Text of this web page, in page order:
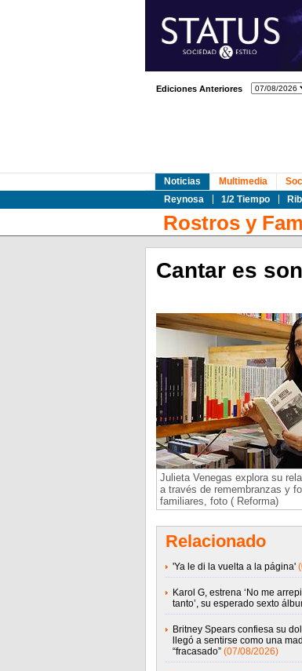
Ediciones Anteriores
Noticias
Reynosa
1/2 Tiempo
Multimedia
Rostros y
Cantar es
Julieta Venegas explora su
a través de remembranzas y
familiares, foto ( Reforma)
Relacionado
'Ya le di la vuelta a la página'
Karol G, estrena ‘No me
tanto’, su esperado sexto
Britney Spears confiesa su
llegó a sentirse como una
“fracasado” (07/08/2026)